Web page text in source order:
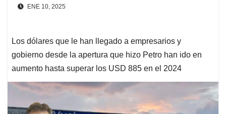
ENE 10, 2025
Los dólares que le han llegado a empresarios y
gobierno desde la apertura que hizo Petro han ido en
aumento hasta superar los USD 885 en el 2024